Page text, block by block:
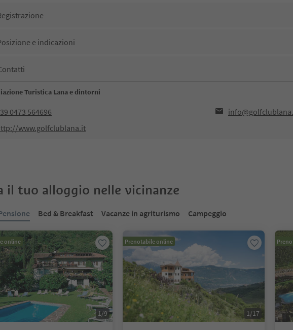
e indicazioni
Turistica Lana e dintorni
0473 564696
www.golfclublana.it
il tuo alloggio nelle vicinanze
Bed & Breakfast Vacanze in agriturismo Campeggio
online
1/9
Prenotabile online
1/17